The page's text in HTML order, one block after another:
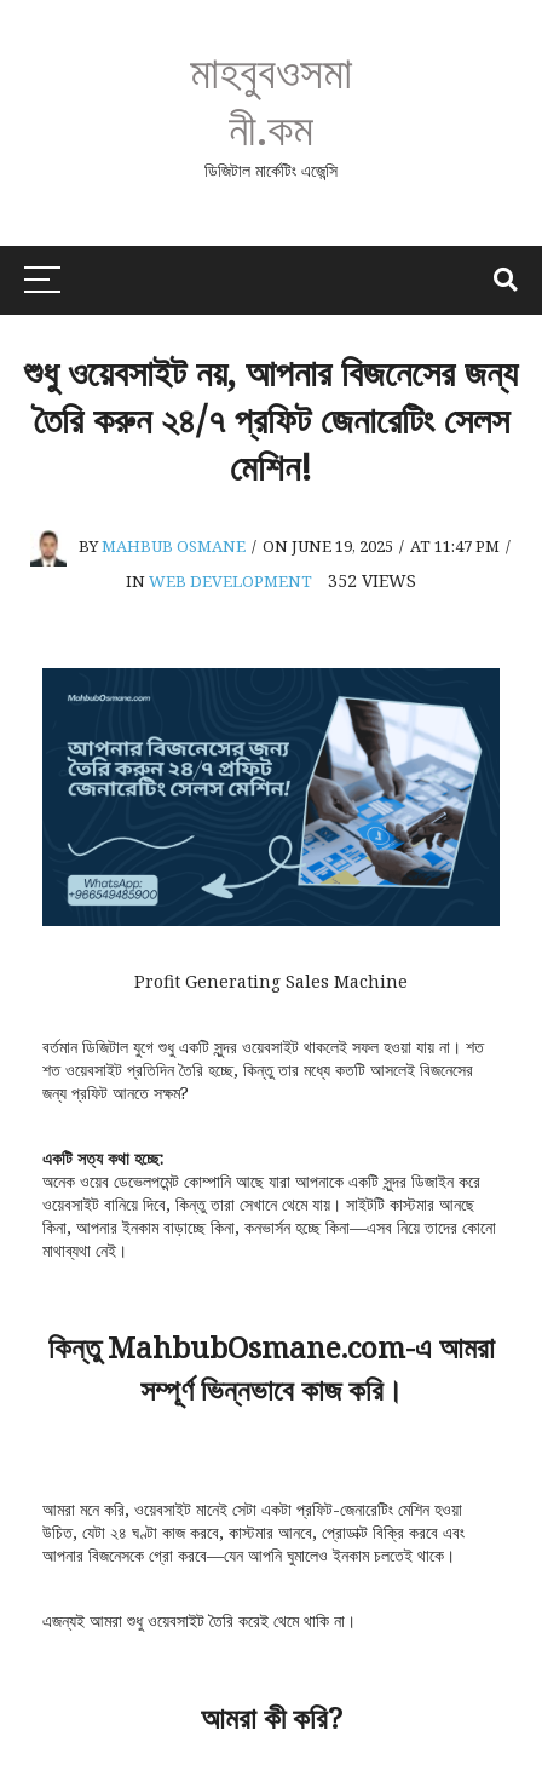
মাহবুবওসমা
নী.কম
ডিজিটাল মার্কেটিং এজেন্সি
শুধু ওয়েবসাইট নয়, আপনার বিজনেসের জন্য
তৈরি করুন ২৪/৭ প্রফিট জেনারেটিং সেলস
মেশিন!
BYMAHBUB OSMANE / ON JUNE 19, 2025 / AT 11:47 PM /
INWEB DEVELOPMENT 352 VIEWS
Profit Generating Sales Machine
বর্তমান ডিজিটাল যুগে শুধু একটি সুন্দর ওয়েবসাইট থাকলেই সফল হওয়া যায় না। শত
শত ওয়েবসাইট প্রতিদিন তৈরি হচ্ছে, কিন্তু তার মধ্যে কতটি আসলেই বিজনেসের
জন্য প্রফিট আনতে সক্ষম?
একটি সত্য কথা হচ্ছে:
অনেক ওয়েব ডেভেলপমেন্ট কোম্পানি আছে যারা আপনাকে একটি সুন্দর ডিজাইন করে
ওয়েবসাইট বানিয়ে দিবে, কিন্তু তারা সেখানে থেমে যায়। সাইটটি কাস্টমার আনছে
কিনা, আপনার ইনকাম বাড়াচ্ছে কিনা, কনভার্সন হচ্ছে কিনা—এসব নিয়ে তাদের কোনো
মাথাব্যথা নেই।
কিন্তু MahbubOsmane.com-এ আমরা
সম্পূর্ণ ভিন্নভাবে কাজ করি।
আমরা মনে করি, ওয়েবসাইট মানেই সেটা একটা প্রফিট-জেনারেটিং মেশিন হওয়া
উচিত, যেটা ২৪ ঘণ্টা কাজ করবে, কাস্টমার আনবে, প্রোডাক্ট বিক্রি করবে এবং
আপনার বিজনেসকে গ্রো করবে—যেন আপনি ঘুমালেও ইনকাম চলতেই থাকে।
এজন্যই আমরা শুধু ওয়েবসাইট তৈরি করেই থেমে থাকি না।
আমরা কী করি?